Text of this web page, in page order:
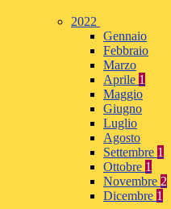
2022
Gennaio
Febbraio
Marzo
Aprile 1
Maggio
Giugno
Luglio
Agosto
Settembre 1
Ottobre 1
Novembre 2
Dicembre 1